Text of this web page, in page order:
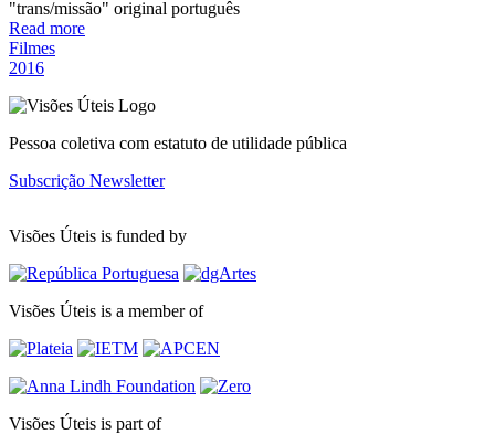
"trans/missão" original português
Read more
Filmes
2016
Pessoa coletiva com estatuto de utilidade pública
Subscrição Newsletter
Visões Úteis is funded by
Visões Úteis is a member of
Visões Úteis is part of